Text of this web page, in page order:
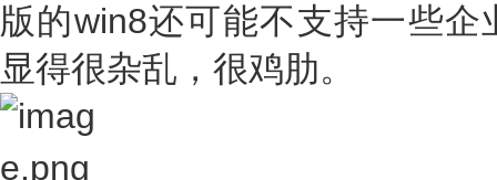
版的win8还可能不支持一些
显得很杂乱，很鸡肋。